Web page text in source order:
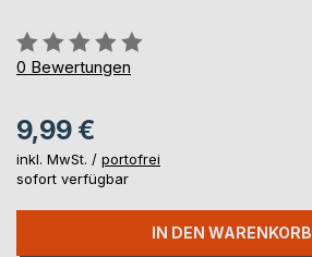
Bewertung::
0%
0 Bewertungen
9,99 €
inkl. MwSt. / portofrei
sofort verfügbar
IN DEN WARENKORB